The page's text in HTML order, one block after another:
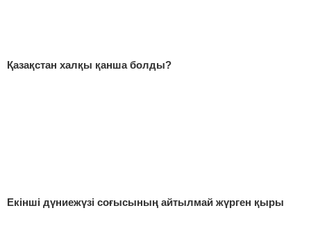
Қазақстан халқы қанша болды?
Екінші дүниежүзі соғысының айтылмай жүрген қыры